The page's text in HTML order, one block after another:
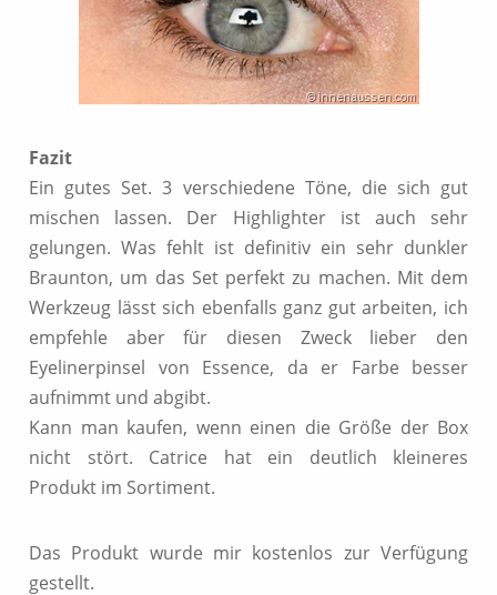
Fazit
Ein gutes Set. 3 verschiedene Töne, die sich gut
mischen lassen. Der Highlighter ist auch sehr
gelungen. Was fehlt ist definitiv ein sehr dunkler
Braunton, um das Set perfekt zu machen. Mit dem
Werkzeug lässt sich ebenfalls ganz gut arbeiten, ich
empfehle aber für diesen Zweck lieber den
Eyelinerpinsel von Essence, da er Farbe besser
aufnimmt und abgibt.
Kann man kaufen, wenn einen die Größe der Box
nicht stört. Catrice hat ein deutlich kleineres
Produkt im Sortiment.
Das Produkt wurde mir kostenlos zur Verfügung
gestellt.